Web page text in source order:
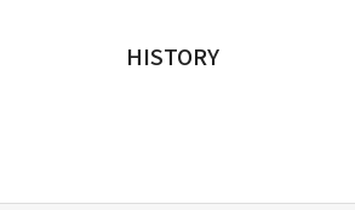
HISTORY